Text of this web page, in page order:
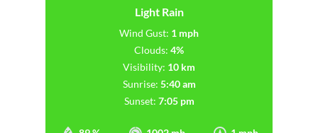
Light Rain
Wind Gust: 1 mph
Clouds: 4%
Visibility: 10 km
Sunrise: 5:40 am
Sunset: 7:05 pm